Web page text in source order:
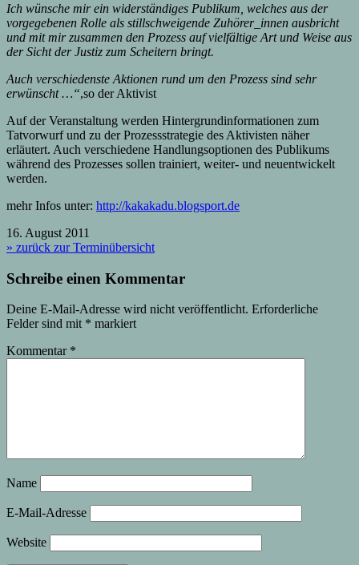
Ich wünsche mir ein widerständiges Publikum, welches aus der
vorgegebenen Rolle als stillschweigende Zuhörer_innen ausbricht
und mit mir zusammen den Prozess auf vielfältige Art und Weise aus
der Sicht der Justiz zum Scheitern bringt.
Auch verschiedenste Aktionen rund um den Prozess sind sehr
erwünscht …“,so der Aktivist
Auf der Veranstaltung werden Hintergrundinformationen zum
Tatvorwurf und zu der Prozessstrategie des Aktivisten näher
erläutert. Auch verschiedene Handlungsoptionen des Publikums
während des Prozesses sollen trainiert, weiter- und neuentwickelt
werden.
mehr Infos unter: http://kakakadu.blogsport.de
16. August 2011
» zurück zur Terminübersicht
Schreibe einen Kommentar
Deine E-Mail-Adresse wird nicht veröffentlicht. Erforderliche
Felder sind mit * markiert
Kommentar *
Name
E-Mail-Adresse
Website